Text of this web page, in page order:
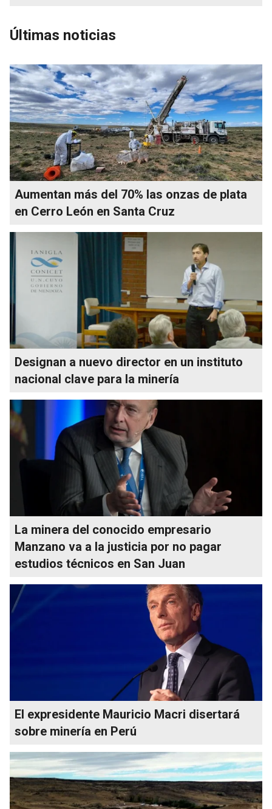
Últimas noticias
Aumentan más del 70% las onzas de plata
en Cerro León en Santa Cruz
Designan a nuevo director en un instituto
nacional clave para la minería
La minera del conocido empresario
Manzano va a la justicia por no pagar
estudios técnicos en San Juan
El expresidente Mauricio Macri disertará
sobre minería en Perú